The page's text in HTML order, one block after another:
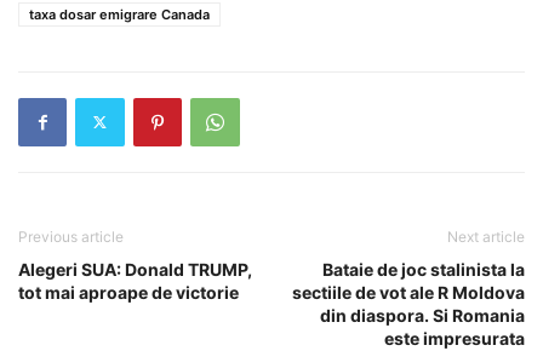
taxa dosar emigrare Canada
Previous article
Alegeri SUA: Donald TRUMP,
tot mai aproape de victorie
Next article
Bataie de joc stalinista la
sectiile de vot ale R Moldova
din diaspora. Si Romania
este impresurata